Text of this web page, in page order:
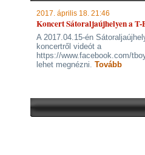
2017. április 18. 21:46
Koncert Sátoraljaújhelyen a
A 2017.04.15-én
koncertről videót a
https://www.facebook.com/
lehet megnézni. Tovább